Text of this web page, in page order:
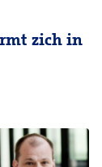
zich in